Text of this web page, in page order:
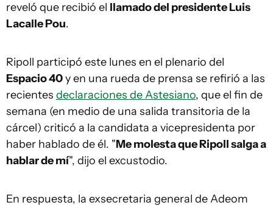
reveló que recibió el llamado del presidente Luis
Lacalle Pou.
Ripoll participó este lunes en el plenario del
Espacio 40y en una rueda de prensa se refirió a las
recientes declaraciones de Astesiano, que el fin de
semana (en medio de una salida transitoria de la
cárcel) criticó a la candidata a vicepresidenta por
haber hablado de él. "Me molesta que Ripoll salga a
hablar de mí", dijo el excustodio.
En respuesta, la exsecretaria general de Adeom